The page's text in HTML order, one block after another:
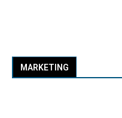
MARKETING